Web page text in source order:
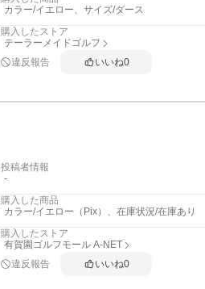
カラー/イエロー、サイズ/ダース
購入したストア
テーラーメイドゴルフ
違反報告
いいね0
投稿者情報
-
購入した商品
カラー/イエロー（Pix）、在庫状況/在庫あり
購入したストア
有賀園ゴルフモール A-NET
違反報告
いいね0